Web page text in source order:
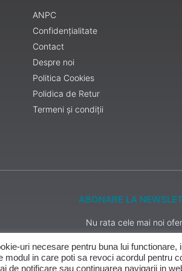
ANPC
Confidențialitate
Contact
Despre noi
Politica Cookies
Polidica de Retur
Termeni și condiții
ABONARE LA
Nu rata cele mai noi
uri necesare pentru buna lui
in care poti sa revoci acordul pentru
de notificare sau continuarea navigarii in